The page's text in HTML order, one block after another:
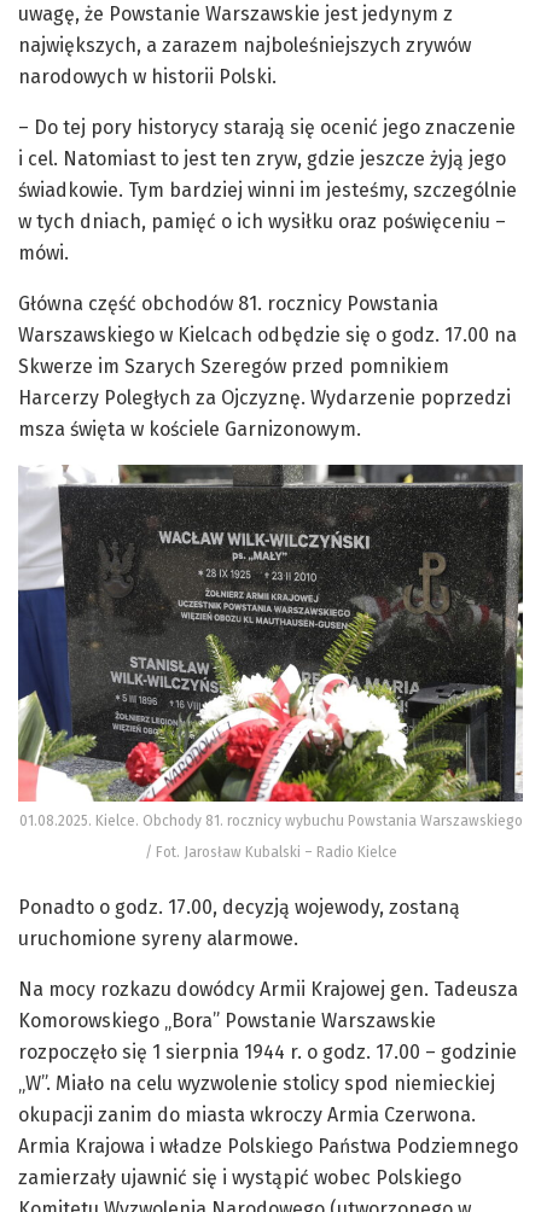
uwagę, że Powstanie Warszawskie jest jedynym z
największych, a zarazem najboleśniejszych zrywów
narodowych w historii Polski.
– Do tej pory historycy starają się ocenić jego znaczenie
i cel. Natomiast to jest ten zryw, gdzie jeszcze żyją jego
świadkowie. Tym bardziej winni im jesteśmy, szczególnie
w tych dniach, pamięć o ich wysiłku oraz poświęceniu –
mówi.
Główna część obchodów 81. rocznicy Powstania
Warszawskiego w Kielcach odbędzie się o godz. 17.00 na
Skwerze im Szarych Szeregów przed pomnikiem
Harcerzy Poległych za Ojczyznę. Wydarzenie poprzedzi
msza święta w kościele Garnizonowym.
01.08.2025. Kielce. Obchody 81. rocznicy wybuchu Powstania Warszawskiego
/ Fot. Jarosław Kubalski – Radio Kielce
Ponadto o godz. 17.00, decyzją wojewody, zostaną
uruchomione syreny alarmowe.
Na mocy rozkazu dowódcy Armii Krajowej gen. Tadeusza
Komorowskiego „Bora” Powstanie Warszawskie
rozpoczęło się 1 sierpnia 1944 r. o godz. 17.00 – godzinie
„W”. Miało na celu wyzwolenie stolicy spod niemieckiej
okupacji zanim do miasta wkroczy Armia Czerwona.
Armia Krajowa i władze Polskiego Państwa Podziemnego
zamierzały ujawnić się i wystąpić wobec Polskiego